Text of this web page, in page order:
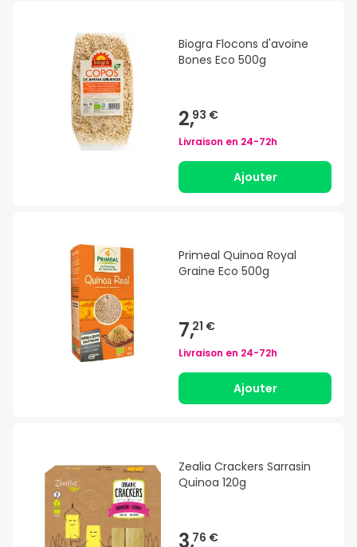
Biogra Flocons d'avoine
Bones Eco 500g
2,93 €
Livraison en 24-72h
Ajouter
Primeal Quinoa Royal
Graine Eco 500g
7,21 €
Livraison en 24-72h
Ajouter
Zealia Crackers Sarrasin
Quinoa 120g
3,76 €